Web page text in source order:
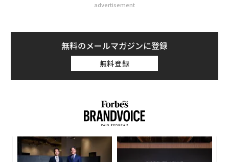
advertisement
無料のメールマガジンに登録
無料登録